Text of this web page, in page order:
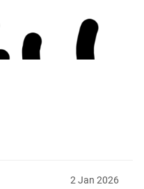
2 Jan 2026